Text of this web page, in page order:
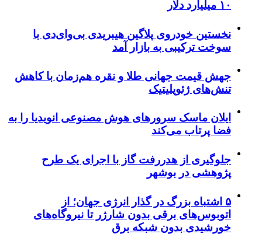
۱۰ میلیارد دلار
نخستین خودروی پلاگین هیبریدی بی‌وای‌دی با
سوخت ترکیبی به بازار آمد
جهش قیمت جهانی طلا و نقره هم‌زمان با کاهش
تنش‌های ژئوپلیتیک
ایلان ماسک سرورهای هوش مصنوعی انویدیا را به
فضا پرتاب می‌کند
جلوگیری از هدررفت گاز با اجرای یک طرح
پژوهشی در بوشهر
۵ اشتباه بزرگ در گذار انرژی جهان؛ از
اتوبوس‌های برقی بدون شارژر تا نیروگاه‌های
خورشیدی بدون شبکه برق